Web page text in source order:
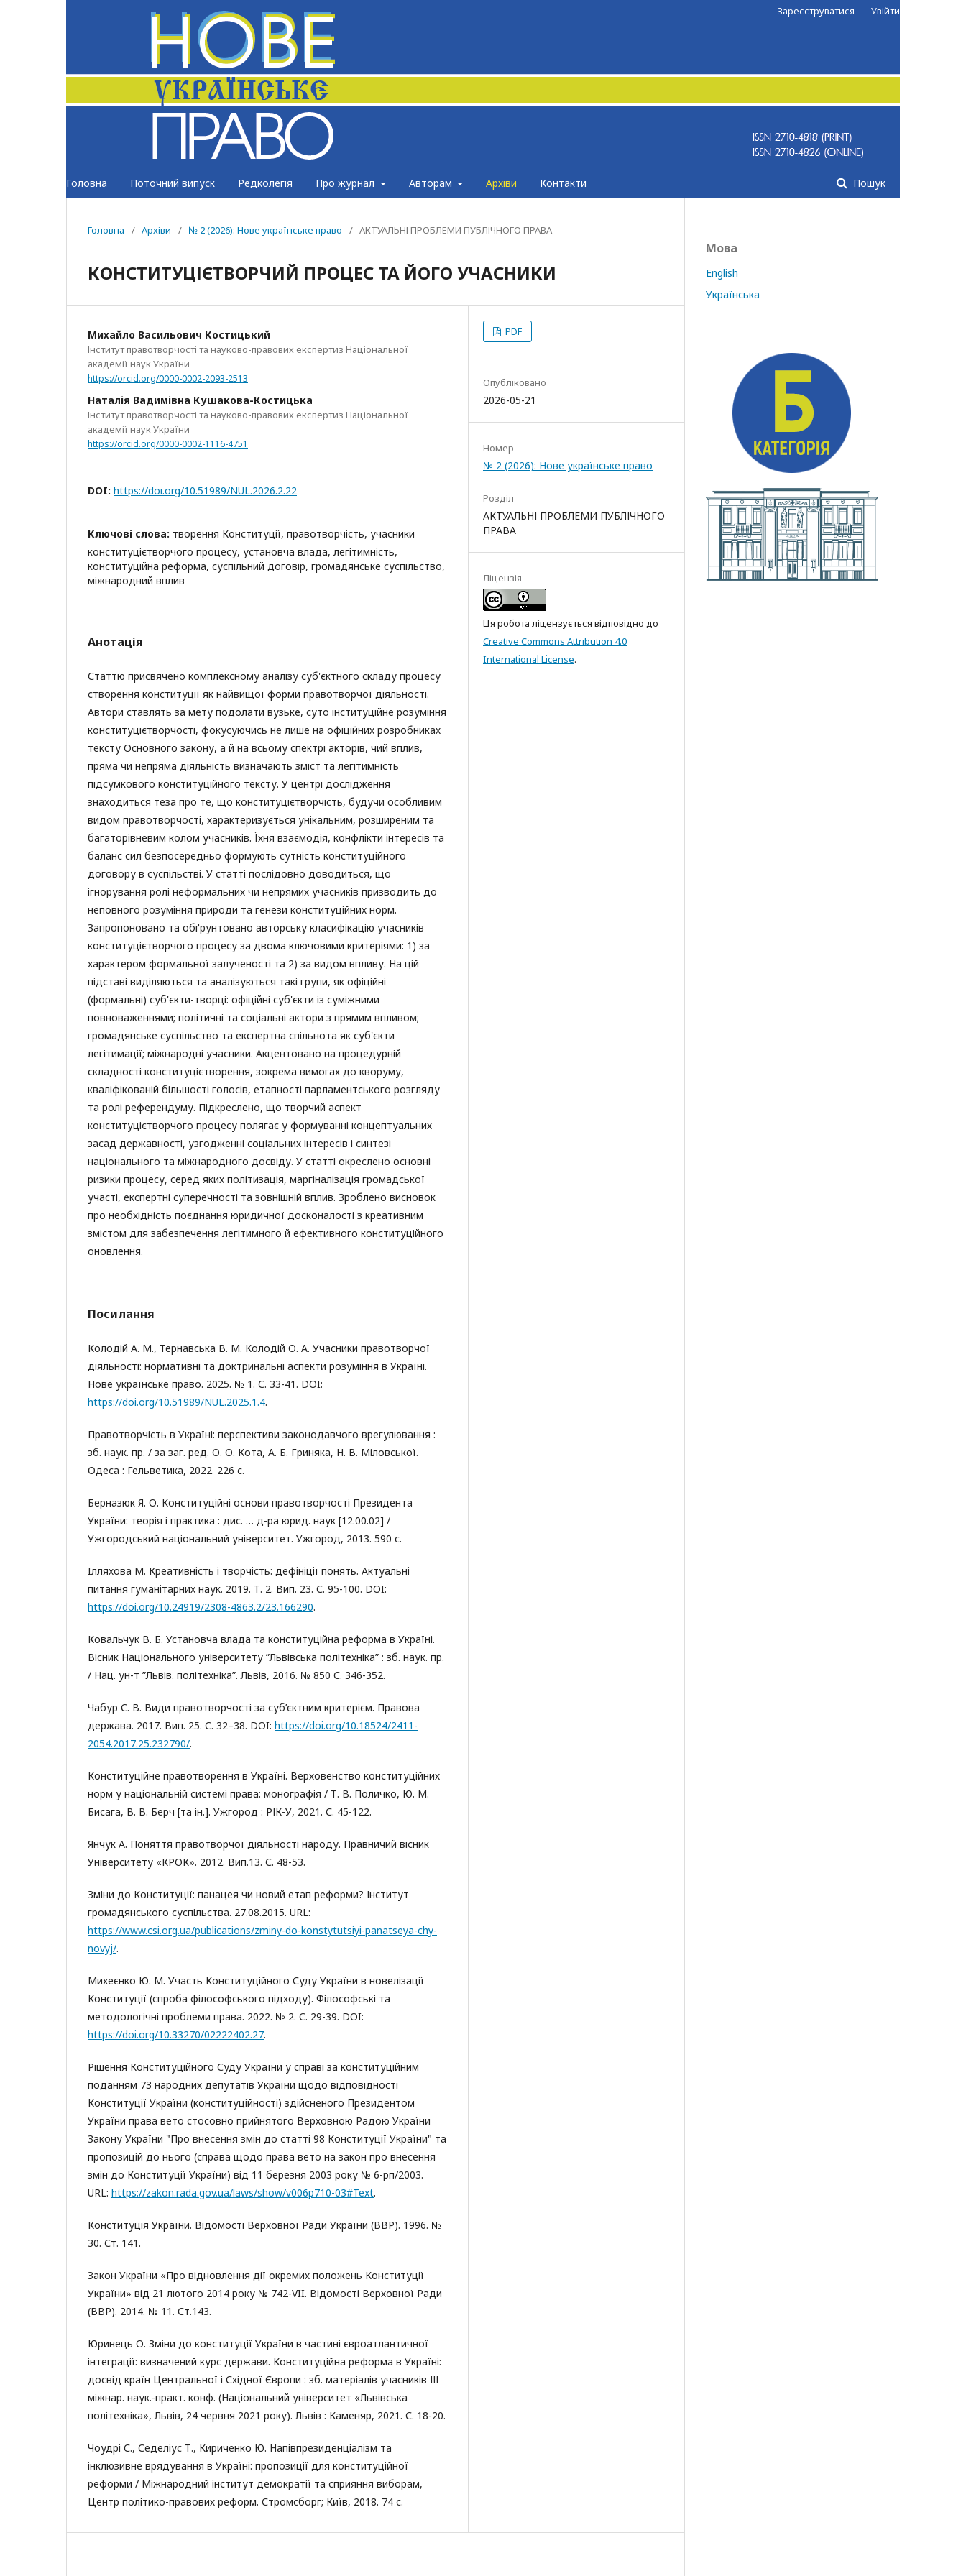
Головна Поточний випуск Редколегія Про журнал Авторам Архіви Контакти Пошук
Зареєструватися Увійти
Головна / Архіви / № 2 (2026): Нове українське право / АКТУАЛЬНІ ПРОБЛЕМИ ПУБЛІЧНОГО ПРАВА
КОНСТИТУЦІЄТВОРЧИЙ ПРОЦЕС ТА ЙОГО УЧАСНИКИ
Михайло Васильович Костицький
Інститут правотворчості та науково-правових експертиз Національної
академії наук України
https://orcid.org/0000-0002-2093-2513
Наталія Вадимівна Кушакова-Костицька
Інститут правотворчості та науково-правових експертиз Національної
академії наук України
https://orcid.org/0000-0002-1116-4751
DOI: https://doi.org/10.51989/NUL.2026.2.22
Ключові слова: творення Конституції, правотворчість, учасники
конституцієтворчого процесу, установча влада, легітимність,
конституційна реформа, суспільний договір, громадянське суспільство,
міжнародний вплив
Анотація
Статтю присвячено комплексному аналізу суб'єктного складу процесу
створення конституції як найвищої форми правотворчої діяльності.
Автори ставлять за мету подолати вузьке, суто інституційне розуміння
конституцієтворчості, фокусуючись не лише на офіційних розробниках
тексту Основного закону, а й на всьому спектрі акторів, чий вплив,
пряма чи непряма діяльність визначають зміст та легітимність
підсумкового конституційного тексту. У центрі дослідження
знаходиться теза про те, що конституцієтворчість, будучи особливим
видом правотворчості, характеризується унікальним, розширеним та
багаторівневим колом учасників. Їхня взаємодія, конфлікти інтересів та
баланс сил безпосередньо формують сутність конституційного
договору в суспільстві. У статті послідовно доводиться, що
ігнорування ролі неформальних чи непрямих учасників призводить до
неповного розуміння природи та генези конституційних норм.
Запропоновано та обґрунтовано авторську класифікацію учасників
конституцієтворчого процесу за двома ключовими критеріями: 1) за
характером формальної залученості та 2) за видом впливу. На цій
підставі виділяються та аналізуються такі групи, як офіційні
(формальні) суб'єкти-творці: офіційні суб'єкти із суміжними
повноваженнями; політичні та соціальні актори з прямим впливом;
громадянське суспільство та експертна спільнота як суб'єкти
легітимації; міжнародні учасники. Акцентовано на процедурній
складності конституцієтворення, зокрема вимогах до кворуму,
кваліфікованій більшості голосів, етапності парламентського розгляду
та ролі референдуму. Підкреслено, що творчий аспект
конституцієтворчого процесу полягає у формуванні концептуальних
засад державності, узгодженні соціальних інтересів і синтезі
національного та міжнародного досвіду. У статті окреслено основні
ризики процесу, серед яких політизація, маргіналізація громадської
участі, експертні суперечності та зовнішній вплив. Зроблено висновок
про необхідність поєднання юридичної досконалості з креативним
змістом для забезпечення легітимного й ефективного конституційного
оновлення.
Посилання
Колодій А. М., Тернавська В. М. Колодій О. А. Учасники правотворчої
діяльності: нормативні та доктринальні аспекти розуміння в Україні.
Нове українське право. 2025. № 1. С. 33-41. DOI:
https://doi.org/10.51989/NUL.2025.1.4.
Правотворчість в Україні: перспективи законодавчого врегулювання :
зб. наук. пр. / за заг. ред. О. О. Кота, А. Б. Гриняка, Н. В. Міловської.
Одеса : Гельветика, 2022. 226 с.
Берназюк Я. О. Конституційні основи правотворчості Президента
України: теорія і практика : дис. … д-ра юрид. наук [12.00.02] /
Ужгородський національний університет. Ужгород, 2013. 590 с.
Iлляхова M. Креативнiсть i творчiсть: дефiнiцiї понять. Актуальнi
питання гуманiтарних наук. 2019. Т. 2. Вип. 23. С. 95-100. DOI:
https://doi.org/10.24919/2308-4863.2/23.166290.
Ковальчук В. Б. Установча влада та конституційна реформа в Україні.
Вісник Національного університету ”Львівська політехніка” : зб. наук. пр.
/ Нац. ун-т ”Львів. політехніка”. Львів, 2016. № 850 С. 346-352.
Чабур С. В. Види правотворчості за суб’єктним критерієм. Правова
держава. 2017. Вип. 25. С. 32–38. DOI: https://doi.org/10.18524/2411-
2054.2017.25.232790/.
Конституційне правотворення в Україні. Верховенство конституційних
норм у національній системі права: монографія / Т. В. Поличко, Ю. М.
Бисага, В. В. Берч [та ін.]. Ужгород : РІК-У, 2021. С. 45-122.
Янчук А. Поняття правотворчої діяльності народу. Правничий вісник
Університету «КРОК». 2012. Вип.13. С. 48-53.
Зміни до Конституції: панацея чи новий етап реформи? Інститут
громадянського суспільства. 27.08.2015. URL:
https://www.csi.org.ua/publications/zminy-do-konstytutsiyi-panatseya-chy-
novyj/.
Михеєнко Ю. М. Участь Конституційного Суду України в новелізації
Конституції (спроба філософського підходу). Філософські та
методологічні проблеми права. 2022. № 2. С. 29-39. DOI:
https://doi.org/10.33270/02222402.27.
Рішення Конституційного Суду України у справі за конституційним
поданням 73 народних депутатів України щодо відповідності
Конституції України (конституційності) здійсненого Президентом
України права вето стосовно прийнятого Верховною Радою України
Закону України "Про внесення змін до статті 98 Конституції України" та
пропозицій до нього (справа щодо права вето на закон про внесення
змін до Конституції України) від 11 березня 2003 року № 6-рп/2003.
URL: https://zakon.rada.gov.ua/laws/show/v006p710-03#Text.
Конституція України. Відомості Верховної Ради України (ВВР). 1996. №
30. Ст. 141.
Закон України «Про відновлення дії окремих положень Конституції
України» від 21 лютого 2014 року № 742-VII. Відомості Верховної Ради
(ВВР). 2014. № 11. Ст.143.
Юринець О. Зміни до конституції України в частині євроатлантичної
інтеграції: визначений курс держави. Конституційна реформа в Україні:
досвід країн Центральної і Східної Європи : зб. матеріалів учасників ІІІ
міжнар. наук.-практ. конф. (Національний університет «Львівська
політехніка», Львів, 24 червня 2021 року). Львів : Каменяр, 2021. С. 18-20.
Чоудрі С., Седеліус Т., Кириченко Ю. Напівпрезиденціалізм та
інклюзивне врядування в Україні: пропозиції для конституційної
реформи / Міжнародний інститут демократії та сприяння виборам,
Центр політико-правових реформ. Стромсборг; Київ, 2018. 74 с.
PDF
Опубліковано
2026-05-21
Номер
№ 2 (2026): Нове українське право
Розділ
АКТУАЛЬНІ ПРОБЛЕМИ ПУБЛІЧНОГО
ПРАВА
Ліцензія
Ця робота ліцензується відповідно до
Creative Commons Attribution 4.0
International License.
Мова
English
Українська